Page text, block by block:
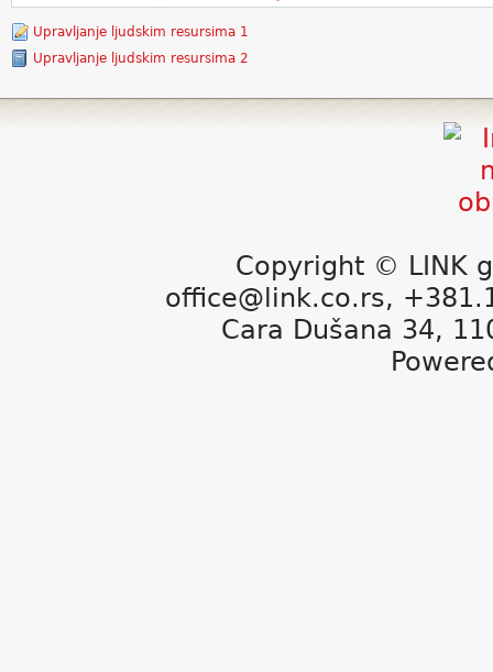
Upravljanje ljudskim resursima 1
Upravljanje ljudskim resursima 2
Copyright © LINK
office@link.co.rs,
Cara Dušana 34,